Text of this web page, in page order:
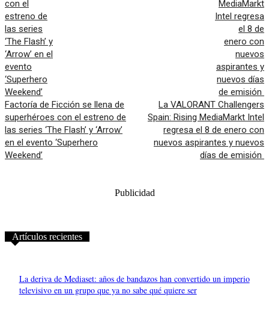
Factoría de Ficción se llena de
superhéroes con el estreno de
las series ‘The Flash’ y ‘Arrow’
en el evento ‘Superhero
Weekend’
La VALORANT Challengers
Spain: Rising MediaMarkt Intel
regresa el 8 de enero con
nuevos aspirantes y nuevos
días de emisión
Publicidad
Artículos recientes
La deriva de Mediaset: años de bandazos han convertido un imperio
televisivo en un grupo que ya no sabe qué quiere ser